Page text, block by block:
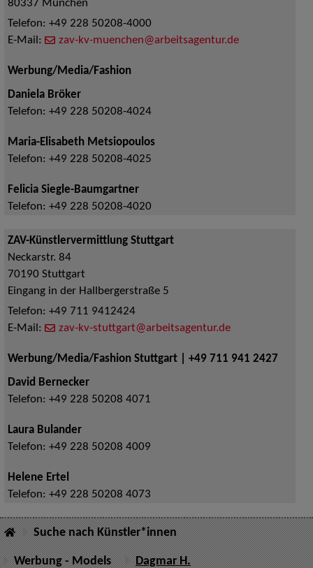
80337 München
Telefon: +49 228 50208-4000
E-Mail:
zav-kv-muenchen@arbeitsagentur.de
Werbung/Media/Fashion
Daniela Bröker
Telefon: +49 228 50208-4024
Maria-Elisabeth Metsiopoulos
Telefon: +49 228 50208-4025
Felicia Siegle-Baumgartner
Telefon: +49 228 50208-4020
ZAV-Künstlervermittlung Stuttgart
Neckarstr. 84
70190 Stuttgart
Eingang in der Hallbergerstraße 5
Telefon: +49 711 9412424
E-Mail:
zav-kv-stuttgart@arbeitsagentur.de
Werbung/Media/Fashion Stuttgart | +49 711 941 2427
David Bernecker
Telefon: +49 228 50208 4071
Laura Bulander
Telefon: +49 228 50208 4009
Helene Ertel
Telefon: +49 228 50208 4073
Suche nach Künstler*innen
Werbung - Models Dagmar H.